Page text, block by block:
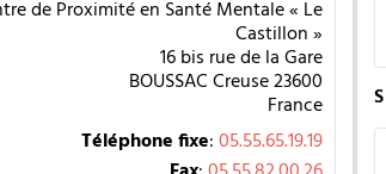
de Proximité en Santé Mentale « Le
Castillon »
16 bis rue de la Gare
BOUSSACCreuse23600
France
Téléphone fixe:05.55.65.19.19
S